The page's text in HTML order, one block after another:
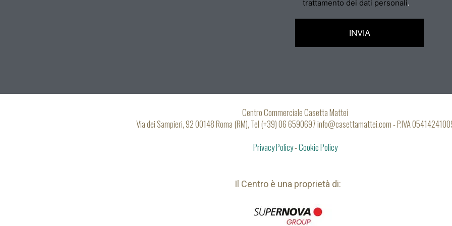
trattamento dei dati personali.
Centro Commerciale Casetta Mattei
Via dei Sampieri, 92 00148 Roma (RM), Tel (+39) 06 6590697 info@casettamattei.com - P.IVA
Privacy Policy-Cookie Policy
Il Centro è una proprietà di: